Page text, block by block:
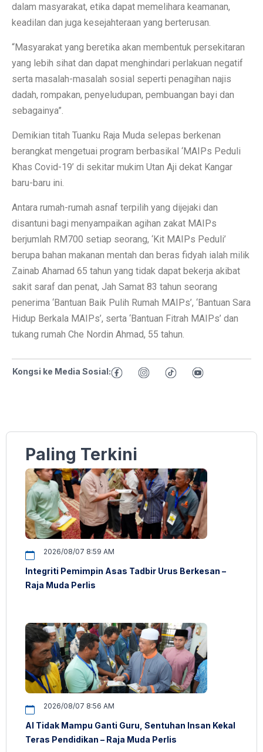
dalam masyarakat, etika dapat memelihara keamanan,
keadilan dan juga kesejahteraan yang berterusan.
“Masyarakat yang beretika akan membentuk persekitaran
yang lebih sihat dan dapat menghindari perlakuan negatif
serta masalah-masalah sosial seperti penagihan najis
dadah, rompakan, penyeludupan, pembuangan bayi dan
sebagainya”.
Demikian titah Tuanku Raja Muda selepas berkenan
berangkat mengetuai program berbasikal ‘MAIPs Peduli
Khas Covid-19’ di sekitar mukim Utan Aji dekat Kangar
baru-baru ini.
Antara rumah-rumah asnaf terpilih yang dijejaki dan
disantuni bagi menyampaikan agihan zakat MAIPs
berjumlah RM700 setiap seorang, ‘Kit MAIPs Peduli’
berupa bahan makanan mentah dan beras fidyah ialah milik
Zainab Ahamad 65 tahun yang tidak dapat bekerja akibat
sakit saraf dan penat, Jah Samat 83 tahun seorang
penerima ‘Bantuan Baik Pulih Rumah MAIPs’, ‘Bantuan Sara
Hidup Berkala MAIPs’, serta ‘Bantuan Fitrah MAIPs’ dan
tukang rumah Che Nordin Ahmad, 55 tahun.
Kongsi ke Media Sosial:
Paling Terkini
2026/08/07 8:59 AM
Integriti Pemimpin Asas Tadbir Urus Berkesan –
Raja Muda Perlis
2026/08/07 8:56 AM
AI Tidak Mampu Ganti Guru, Sentuhan Insan Kekal
Teras Pendidikan – Raja Muda Perlis